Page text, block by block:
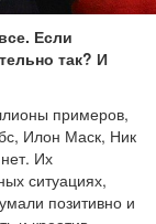
Если
так? И
примеров,
Илон Маск, Ник
Их
ситуациях,
позитивно и